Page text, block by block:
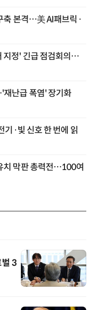
축 본격…美 AI패브릭·
지정' 긴급 점검회의…
난급 폭염' 장기화
기·빛 신호 한 번에 읽
치 막판 총력전…100여
3